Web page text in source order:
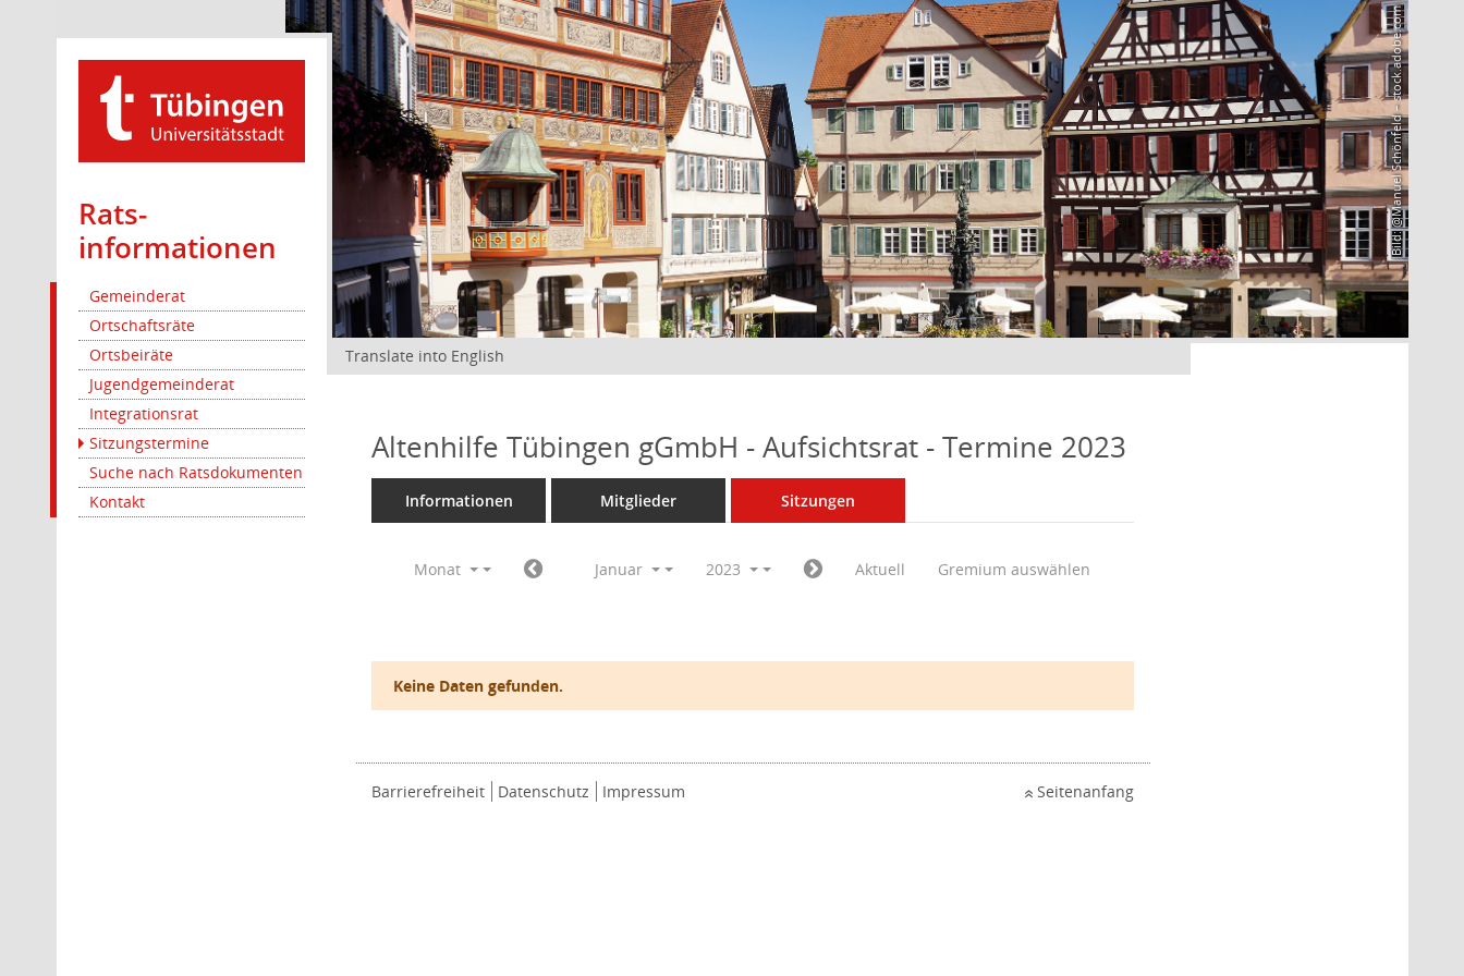
Rats­
informationen
Gemeinderat
Ortschaftsräte
Ortsbeiräte
Jugendgemeinderat
Integrationsrat
Sitzungstermine
Suche nach Ratsdokumenten
Kontakt
Bild: @Manuel Schönfeld – stock.adobe.com
Translate into English
Altenhilfe Tübingen gGmbH - Aufsichtsrat - Termine 2023
Informationen Mitglieder Sitzungen
Monat Januar 2023 Aktuell Gremium auswählen
Keine Daten gefunden.
Barrierefreiheit Datenschutz Impressum Seitenanfang